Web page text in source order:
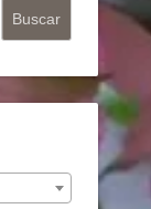
Buscar